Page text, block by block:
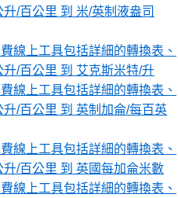
/百公里 到 米/英制液盎司
線上工具包括詳細的轉換表、
/百公里 到 艾克斯米特/升
線上工具包括詳細的轉換表、
/百公里 到 英制加侖/每百英
線上工具包括詳細的轉換表、
/百公里 到 英國每加侖米數
線上工具包括詳細的轉換表、